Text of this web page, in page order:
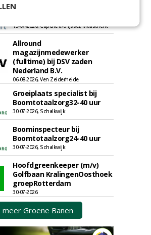
Uitvoerder civiele techniek &
15-07-2026, Capelle a/d IJssel, Maastricht
Allround
magazijnmedewerker
(fulltime) bij DSV zaden
Nederland B.V.
06-08-2026, Ven Zelderheide
Groeiplaats specialist bij
Boomtotaalzorg32-40 uur
30-07-2026, Schalkwijk
Boominspecteur bij
Boomtotaalzorg24-40 uur
30-07-2026, Schalkwijk
Hoofdgreenkeeper (m/v)
Golfbaan KralingenOosthoek
groepRotterdam
30-07-2026
meer Groene Banen